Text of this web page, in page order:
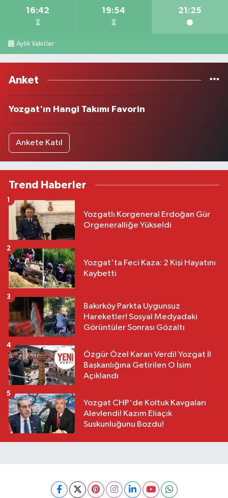
16:42 19:54 21:25
Aylık Vakitler
Anket
Yozgat'ın Hangi Takımı Favorin
Ankete Katıl
Trend Haberler
Yozgatlı Korgeneral Erdoğan Gür
Orgeneralliğe Yükseldi
1
Yozgat'ta Feci Kaza: 2 Kişi Hayatını
Kaybetti
2
Bakırköy Parkta Uygunsuz
Hareketler! Sosyal Medyadaki
Görüntüler Sonrası Gözaltı
3
Özgür Özel Kararı Verdi! Yozgat İl
Başkanlığına Getirilen O İsim
Açıklandı
4
Yozgat CHP'de Koltuk Kavgaları
Alevlendi! Kazım Eliaçık
Suskunluğunu Bozdu!
5